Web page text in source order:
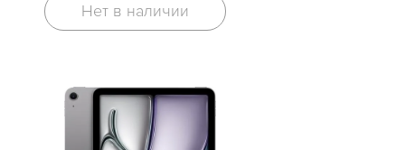
Нет в наличии